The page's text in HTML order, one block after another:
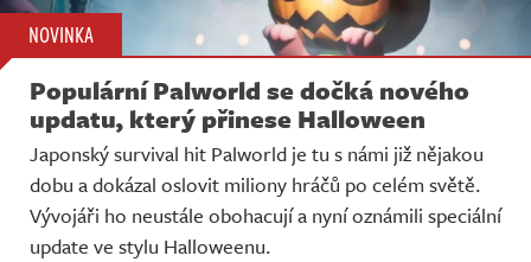
NOVINKA
Populární Palworld se dočká nového
updatu, který přinese Halloween
Japonský survival hit Palworld je tu s námi již nějakou
dobu a dokázal oslovit miliony hráčů po celém světě.
Vývojáři ho neustále obohacují a nyní oznámili speciální
update ve stylu Halloweenu.